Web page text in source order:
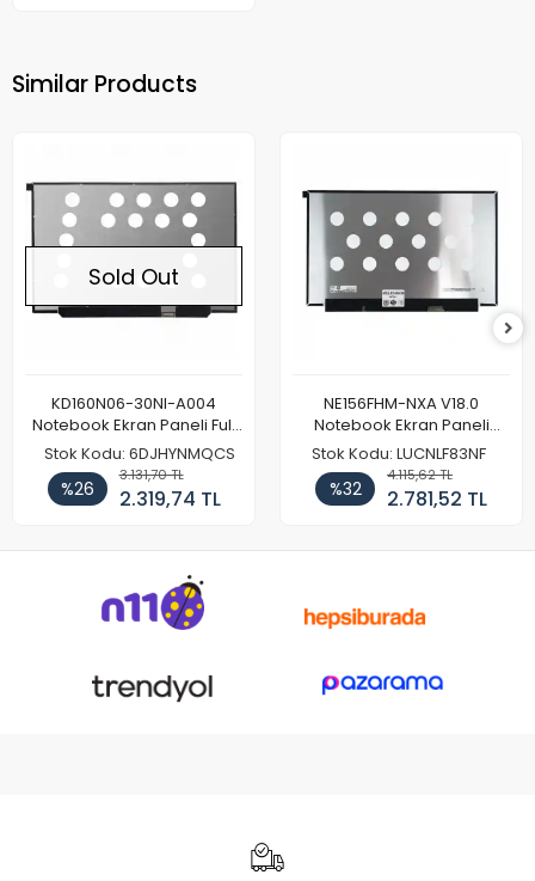
Similar Products
Sold Out
KD160N06-30NI-A004
Notebook Ekran Paneli Full
HD
Stok Kodu: 6DJHYNMQCS
%26
3.131,70 TL
2.319,74 TL
NE156FHM-NXA V18.0
Notebook Ekran Paneli
144Hz
Stok Kodu: LUCNLF83NF
%32
4.115,62 TL
2.781,52 TL